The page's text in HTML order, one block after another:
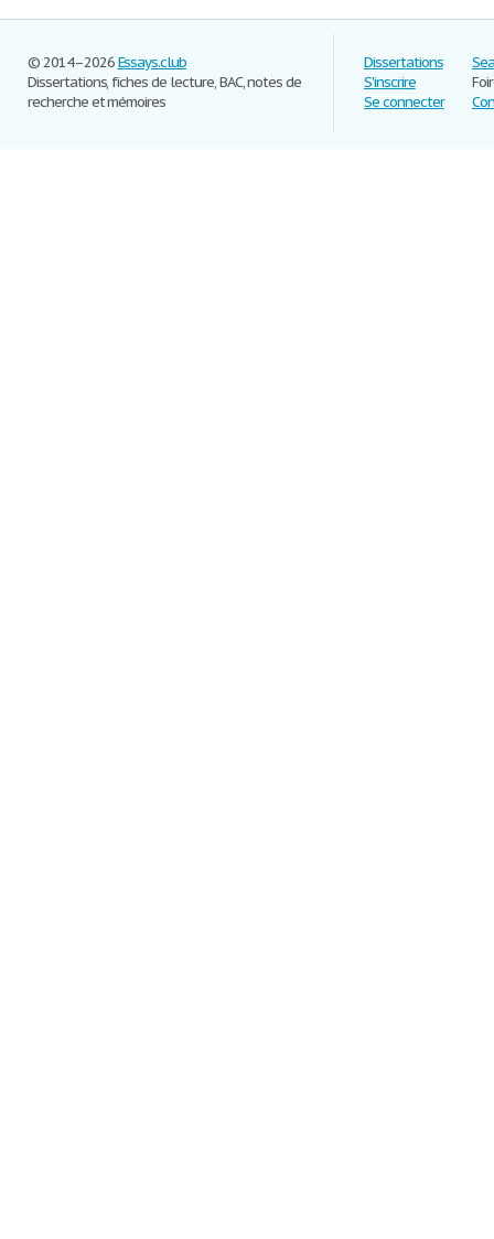
© 2014–2026Essays.club
Dissertations, fiches de lecture, BAC, notes de
recherche et mémoires
Dissertations
S'inscrire
Se connecter